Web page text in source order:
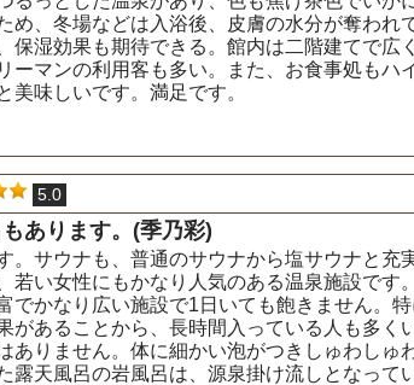
め、冬場などは入浴後、皮膚の水分が奪われ
保湿効果も期待できる。館内は二階建てで広
ーマンの利用客も多い。また、お食事処もハ
美味しいです。満足です。
5.0
あります。(季乃彩)
。サウナも、普通のサウナから塩サウナと充
若い女性にもかなり人気のある温泉施設です。
でかなり広い施設で1日いても飽きません。
があることから、長時間入っている人も多
ありません。体に細かい泡がつきしゅわしゅ
露天風呂の岩風呂は、源泉掛け流しとなって